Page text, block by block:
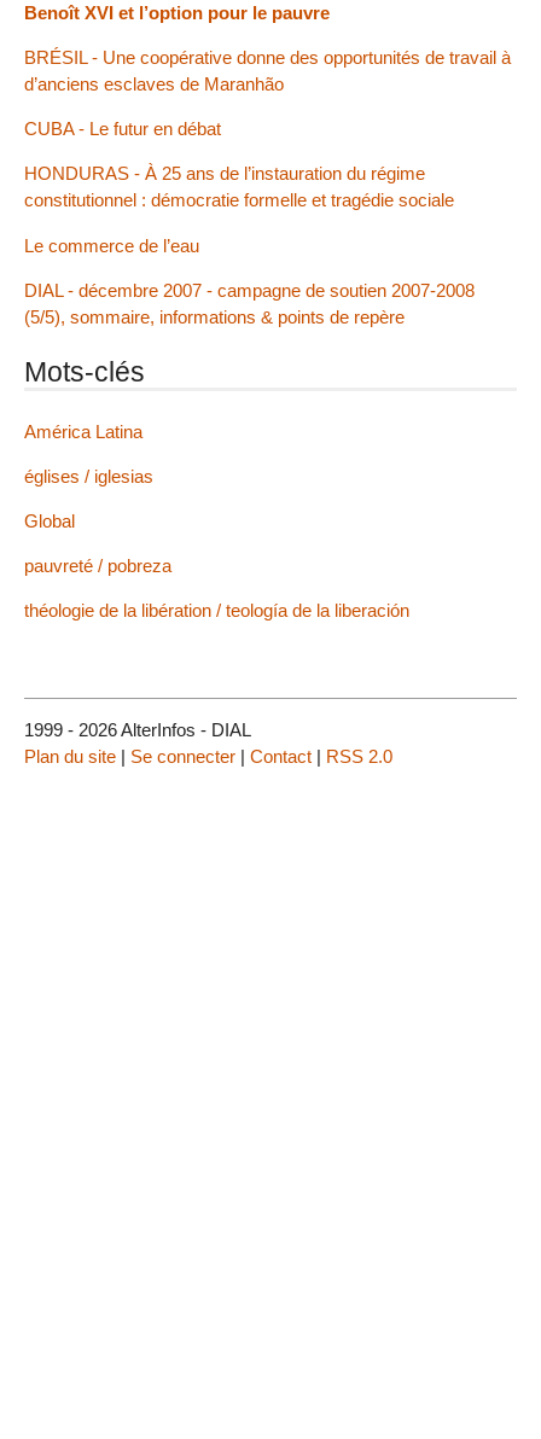
Benoît XVI et l’option pour le pauvre
BRÉSIL - Une coopérative donne des opportunités de travail à
d’anciens esclaves de Maranhão
CUBA - Le futur en débat
HONDURAS - À 25 ans de l’instauration du régime
constitutionnel : démocratie formelle et tragédie sociale
Le commerce de l’eau
DIAL - décembre 2007 - campagne de soutien 2007-2008
(5/5), sommaire, informations & points de repère
Mots-clés
América Latina
églises / iglesias
Global
pauvreté / pobreza
théologie de la libération / teología de la liberación
1999 - 2026 AlterInfos - DIAL
Plan du site | Se connecter | Contact | RSS 2.0